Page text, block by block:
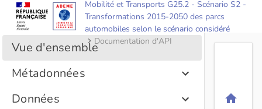
Mobilité et Transports G25.2 - Scénario S2 -
Transformations 2015-2050 des parcs
automobiles selon le scénario considéré
Documentation d'API